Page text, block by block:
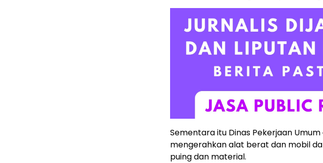
Sementara itu Dinas Pekerjaan
mengerahkan alat berat dan mobil
puing dan material.